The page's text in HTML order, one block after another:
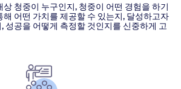
청중이 누구인지, 청중이 어떤 경험을 하기
해 어떤 가치를 제공할 수 있는지, 달성하고자
성공을 어떻게 측정할 것인지를 신중하게 고